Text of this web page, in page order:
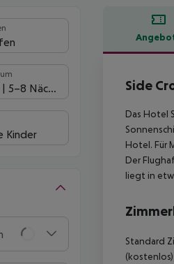
5-8 Nächte
Kinder
Side
Das Hotel
Hotel. Für
Der
liegt in
Standard